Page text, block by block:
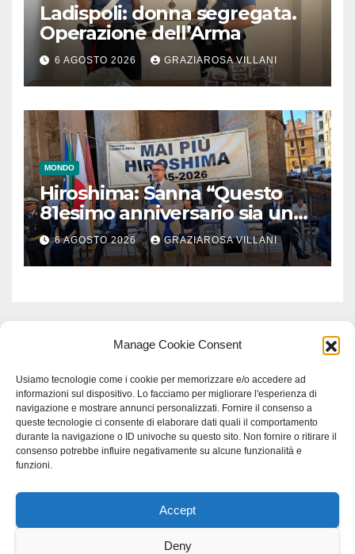
Manage Cookie Consent
Usiamo tecnologie come i cookie per memorizzare e/o accedere ad
informazioni sul dispositivo. Lo facciamo per migliorare l'esperienza di
navigazione e mostrare annunci personalizzati. Fornire il consenso a
queste tecnologie ci consente di elaborare dati quali il comportamento
durante la navigazione o ID univoche su questo sito. Non fornire o ritirare il
consenso potrebbe influire negativamente su alcune funzionalità e
funzioni.
Accept
Deny
Ladispoli: donna segregata.
Operazione dell’Arma
6 AGOSTO 2026 GRAZIAROSA VILLANI
MONDO
Hiroshima: Sanna “Questo
81esimo anniversario sia un
monito per tutti”
6 AGOSTO 2026 GRAZIAROSA VILLANI
Proudly powered by WordPress|Tema: Newspaperex di